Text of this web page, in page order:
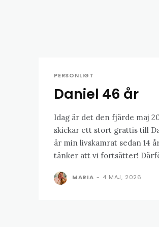
PERSONLIGT
Daniel 46 år
Idag är det den fjärde maj
skickar ett stort grattis till
är min livskamrat sedan 14
tänker att vi fortsätter!
MARIA - 4 MAJ, 2026